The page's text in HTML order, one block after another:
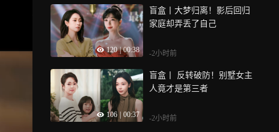
120 | 00:38
盲盒丨大梦归离！影后回归
家庭却弄丢了自己
-2小时前
106 00:37
盲盒丨 反转破防！别墅女主
人竟才是第三者
-2小时前